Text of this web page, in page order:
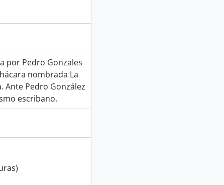
por Pedro Gonzales
nombrada La
Ante Pedro González
escribano.